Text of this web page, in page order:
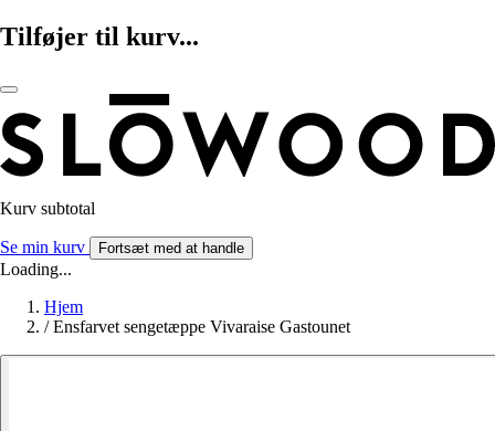
Tilføjer til kurv...
Kurv subtotal
Se min kurv Fortsæt med at handle
Loading...
Hjem
/ Ensfarvet sengetæppe Vivaraise Gastounet